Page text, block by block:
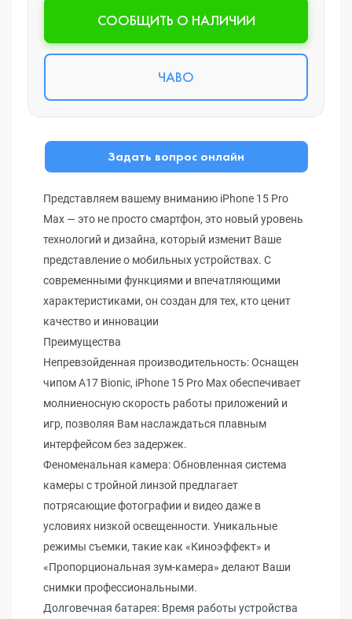
CООБЩИТЬ О НАЛИЧИИ
ЧАВО
Задать вопрос онлайн
Представляем вашему вниманию iPhone 15 Pro
Max — это не просто смартфон, это новый уровень
технологий и дизайна, который изменит Ваше
представление о мобильных устройствах. С
современными функциями и впечатляющими
характеристиками, он создан для тех, кто ценит
качество и инновации
Преимущества
Непревзойденная производительность: Оснащен
чипом A17 Bionic, iPhone 15 Pro Max обеспечивает
молниеносную скорость работы приложений и
игр, позволяя Вам наслаждаться плавным
интерфейсом без задержек.
Феноменальная камера: Обновленная система
камеры с тройной линзой предлагает
потрясающие фотографии и видео даже в
условиях низкой освещенности. Уникальные
режимы съемки, такие как «Киноэффект» и
«Пропорциональная зум-камера» делают Ваши
снимки профессиональными.
Долговечная батарея: Время работы устройства